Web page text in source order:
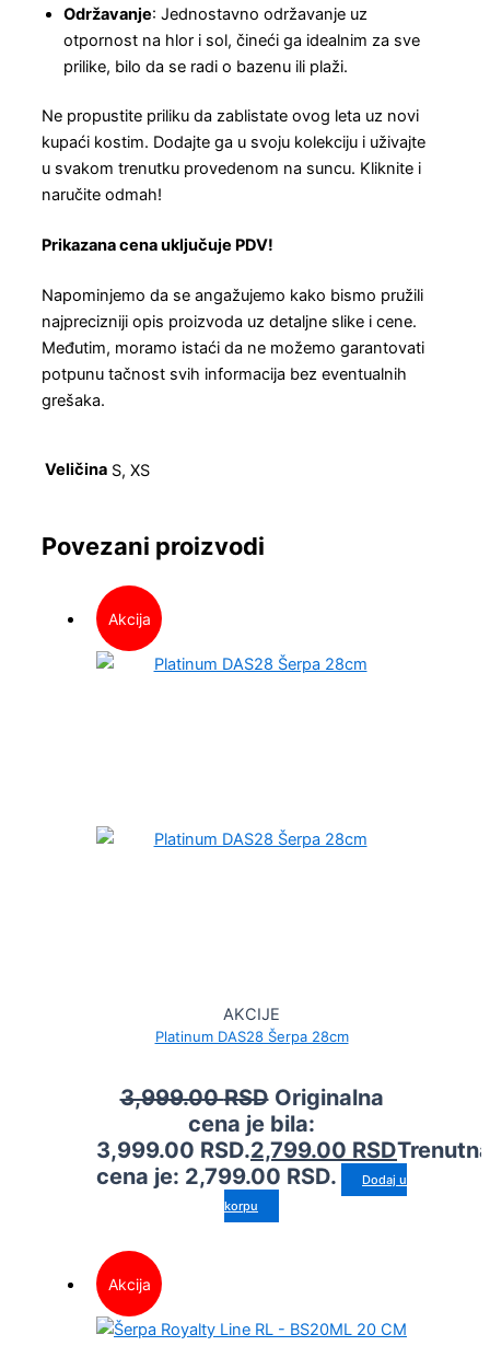
Održavanje: Jednostavno održavanje uz
otpornost na hlor i sol, čineći ga idealnim za sve
prilike, bilo da se radi o bazenu ili plaži.
Ne propustite priliku da zablistate ovog leta uz novi
kupaći kostim. Dodajte ga u svoju kolekciju i uživajte
u svakom trenutku provedenom na suncu. Kliknite i
naručite odmah!
Prikazana cena uključuje PDV!
Napominjemo da se angažujemo kako bismo pružili
najprecizniji opis proizvoda uz detaljne slike i cene.
Međutim, moramo istaći da ne možemo garantovati
potpunu tačnost svih informacija bez eventualnih
grešaka.
Veličina S, XS
Povezani proizvodi
Akcija
AKCIJE
Platinum DAS28 Šerpa 28cm
3,999.00RSD Originalna
cena je bila:
3,999.00 RSD.2,799.00 RSD
cena je: 2,799.00 RSD.
Dodaj u
korpu
Akcija